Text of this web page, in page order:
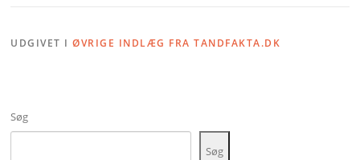
UDGIVET IØVRIGE INDLÆG FRA TANDFAKTA.DK
Søg
Søg